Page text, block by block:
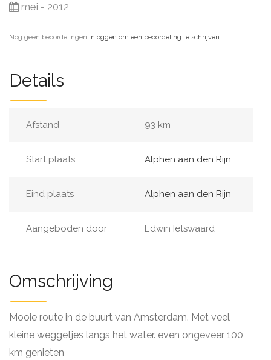
mei - 2012
Nog geen beoordelingen·Inloggen om een beoordeling te schrijven
Details
Afstand 93 km
Start plaats Alphen aan den Rijn
Eind plaats Alphen aan den Rijn
Aangeboden door Edwin Ietswaard
Omschrijving
Mooie route in de buurt van Amsterdam. Met veel
kleine weggetjes langs het water. even ongeveer 100
km genieten